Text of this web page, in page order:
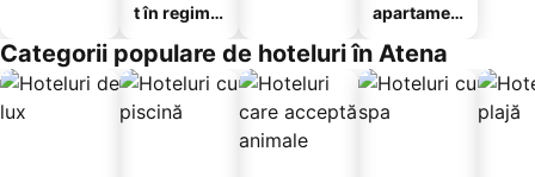
t în regim
apartamen
Categorii populare de hoteluri în Atena